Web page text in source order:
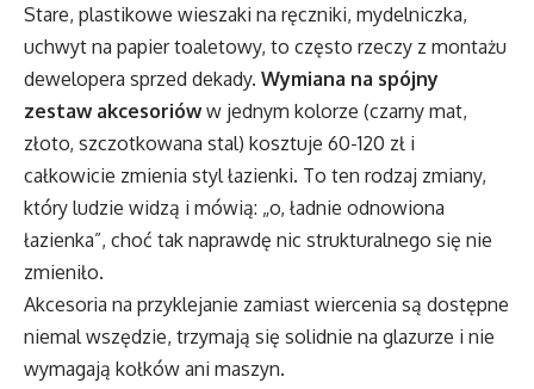
Stare, plastikowe wieszaki na ręczniki, mydelniczka,
uchwyt na papier toaletowy, to często rzeczy z montażu
dewelopera sprzed dekady. Wymiana na spójny
zestaw akcesorióww jednym kolorze (czarny mat,
złoto, szczotkowana stal) kosztuje 60-120 zł i
całkowicie zmienia styl łazienki. To ten rodzaj zmiany,
który ludzie widzą i mówią: „o, ładnie odnowiona
łazienka”, choć tak naprawdę nic strukturalnego się nie
zmieniło.
Akcesoria na przyklejanie zamiast wiercenia są dostępne
niemal wszędzie, trzymają się solidnie na glazurze i nie
wymagają kołków ani maszyn.